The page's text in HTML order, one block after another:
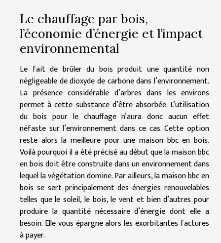
Le chauffage par bois,
l’économie d’énergie et l’impact
environnemental
Le fait de brûler du bois produit une quantité non
négligeable de dioxyde de carbone dans l’environnement.
La présence considérable d’arbres dans les environs
permet à cette substance d’être absorbée. L’utilisation
du bois pour le chauffage n’aura donc aucun effet
néfaste sur l’environnement dans ce cas. Cette option
reste alors la meilleure pour une maison bbc en bois.
Voilà pourquoi il a été précisé au début que la maison bbc
en bois doit être construite dans un environnement dans
lequel la végétation domine. Par ailleurs, la maison bbc en
bois se sert principalement des énergies renouvelables
telles que le soleil, le bois, le vent et bien d’autres pour
produire la quantité nécessaire d’énergie dont elle a
besoin. Elle vous épargne alors les exorbitantes factures
à payer.